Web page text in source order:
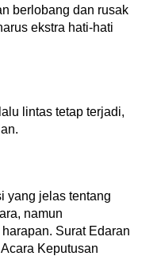
berlobang dan rusak
ekstra hati-hati
lintas tetap terjadi,
yang jelas tentang
namun
Surat Edaran
Keputusan